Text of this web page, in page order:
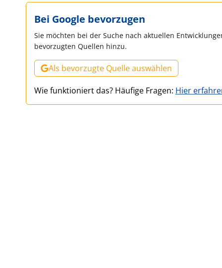
Bei Google bevorzugen
Sie möchten bei der Suche nach aktuellen
bevorzugten Quellen hinzu.
Als bevorzugte Quelle auswählen
Wie funktioniert das? Häufige Fragen: Hier